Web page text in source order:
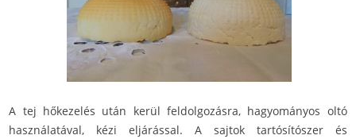
A tej hőkezelés után kerül feldolgozásra, hagyományos oltó
használatával, kézi eljárással. A sajtok tartósítószer és